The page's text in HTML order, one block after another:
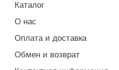
Каталог
О нас
Оплата и доставка
Обмен и возврат